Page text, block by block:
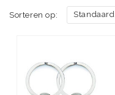
Sorteren op: Standaard